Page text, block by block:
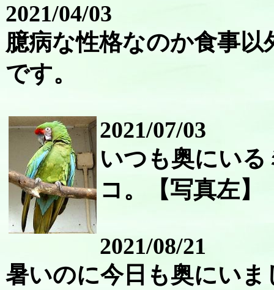
2021/04/03
臆病な性格なのか食事
です。
2021/07/03
いつも奥にい
コ。【写真左】
2021/08/21
暑いのに今日も奥にいま